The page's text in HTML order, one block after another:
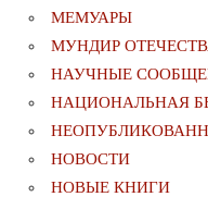
МЕМУАРЫ
МУНДИР
НАУЧНЫЕ
НАЦИОНАЛЬНАЯ
НОВОСТИ
НОВЫЕ КНИГИ